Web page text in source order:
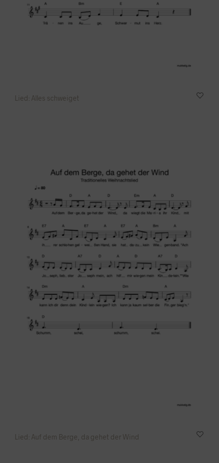
Lied: Alles schweiget
Lied: Auf dem Berge, da gehet der Wind